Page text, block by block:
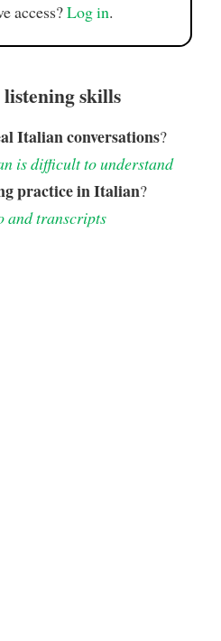
access?Log in.
skills
Italian conversations?
is difficult to understand
practice in Italian?
and transcripts